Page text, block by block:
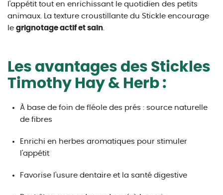
l'appétit tout en enrichissant le quotidien des petits
animaux. La texture croustillante du Stickle encourage
le grignotage actif et sain.
Les avantages des Stickles
Timothy Hay & Herb :
À base de foin de fléole des prés : source naturelle
de fibres
Enrichi en herbes aromatiques pour stimuler
l'appétit
Favorise l'usure dentaire et la santé digestive